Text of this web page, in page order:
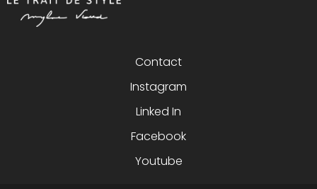
Contact
Instagram
Linked In
Facebook
Youtube